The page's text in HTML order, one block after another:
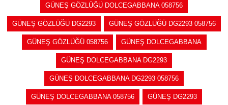
GÜNEŞ GÖZLÜĞÜ DOLCEGABBANA 058756
GÜNEŞ GÖZLÜĞÜ DG2293 GÜNEŞ GÖZLÜĞÜ DG2293 058756
GÜNEŞ GÖZLÜĞÜ 058756 GÜNEŞ DOLCEGABBANA
GÜNEŞ DOLCEGABBANA DG2293
GÜNEŞ DOLCEGABBANA DG2293 058756
GÜNEŞ DOLCEGABBANA 058756 GÜNEŞ DG2293